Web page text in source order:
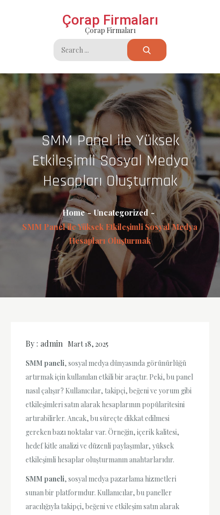
Çorap Firmaları
Çorap Firmaları
Search
for:
SMM Panel ile Yüksek
Etkileşimli Sosyal Medya
Hesapları Oluşturmak
Home
Uncategorized
SMM Panel ile Yüksek Etkileşimli Sosyal Medya
Hesapları Oluşturmak
By : admin Mart 18, 2025
SMM paneli, sosyal medya dünyasında görünürlüğü
artırmak için kullanılan etkili bir araçtır. Peki, bu panel
nasıl çalışır? Kullanıcılar, takipçi, beğeni ve yorum gibi
etkileşimleri satın alarak hesaplarının popülaritesini
artırabilirler. Ancak, bu süreçte dikkat edilmesi
gereken bazı noktalar var. Örneğin, içerik kalitesi,
hedef kitle analizi ve düzenli paylaşımlar, yüksek
etkileşimli hesaplar oluşturmanın anahtarlarıdır.
SMM paneli, sosyal medya pazarlama hizmetleri
sunan bir platformdur. Kullanıcılar, bu paneller
aracılığıyla takipçi, beğeni ve etkileşim satın alarak